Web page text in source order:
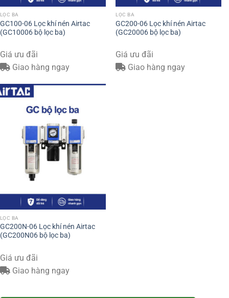
LỌC BA
GC100-06 Lọc khí nén Airtac
(GC10006 bộ lọc ba)
Giá ưu đãi
Giao hàng ngay
LỌC BA
GC200-06 Lọc khí nén Airtac
(GC20006 bộ lọc ba)
Giá ưu đãi
Giao hàng ngay
LỌC BA
GC200N-06 Lọc khí nén Airtac
(GC200N06 bộ lọc ba)
Giá ưu đãi
Giao hàng ngay